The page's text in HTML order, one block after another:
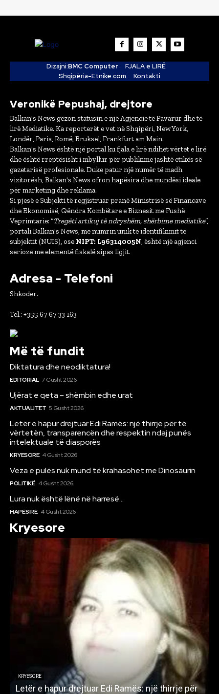
Dizajni:BMC Computer
FJALA e LIRË
Shqipëria-Etnike.com
Kontakti
Veronikë Pepushaj, drejtore
Balkan's News gëzon statusin e një Agjencie të Pavarur dhe të
lirë Mediatike. Ka reporterët e vet në Shqipëri, New York,
Londër, Paris, Romë, Bruksel, Frankfurt am Main.
Balkan's News është një portal ku fjala e lirë ndihet vërtet e lirë
dhe është rreptësisht i mbyllur për publikime jashtë etikës së
gazetarisë profesionale. Duke patur një numër të madh
vizitorësh, Balkan's News ofron hapësira dhe mundësi ideale
për marketing dhe reklama.
Si pjesë e Subjekti të regjistruar pranë Ministrisë së Financave
dhe Ekonomisë, Qëndra Kombëtare e Biznesit me Fushë
Veprimtarie: “Tregëti artikuj të ndryshëm, shërbime mediatike”,
portali Balkan's News, me numrin unik të identifikimit të
subjektit (NUIS), ose NIPT: L96314005N, është një agjenci
serioze me elementë fiskalë sipas ligjit.
Adresa - Telefoni
Shkoder.
Tel.: +355 67 67 33 163
Më të fundit
Diktatura dhe neodiktatura!
EDITORIAL 7 Gusht 2026
Ujërat e qeta – shëmbin edhe urat
AKTUALITET 5 Gusht 2026
Letër e hapur drejtuar Edi Ramës: një thirrje për të
vërtetën, transparencën dhe respektin ndaj punës
intelektuale të diasporës
KRYESORE 4 Gusht 2026
Veza e pulës nuk mund të krahasohet me Dinosaurin
POLITIKË 4 Gusht 2026
Lura nuk është lënë në harresë…
HAPËSIRË 4 Gusht 2026
Kryesore
KRYESORE
Letër e hapur drejtuar Edi Ramës: një thirrje për